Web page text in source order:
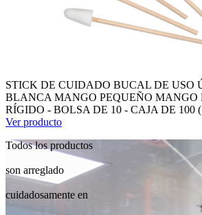
STICK DE CUIDADO BUCAL DE USO
BLANCA MANGO PEQUEÑO MANGO
RÍGIDO - BOLSA DE 10 - CAJA DE 100
Ver producto
Todos los productos
son arreglado
cuidadosamente en